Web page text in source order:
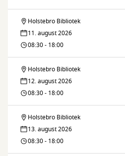
Legedalen
–
venner
med
naturen
Holstebro Bibliotek
11. august 2026
08:30 - 18:00
Legedalen
–
venner
med
Holstebro Bibliotek
12. august 2026
08:30 - 18:00
Legedalen
–
Holstebro Bibliotek
13. august 2026
08:30 - 18:00